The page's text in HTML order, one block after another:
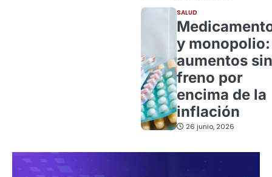
SALUD
y monopolio:
aumentos sin
freno por
encima de la
inflación
26 junio, 2026